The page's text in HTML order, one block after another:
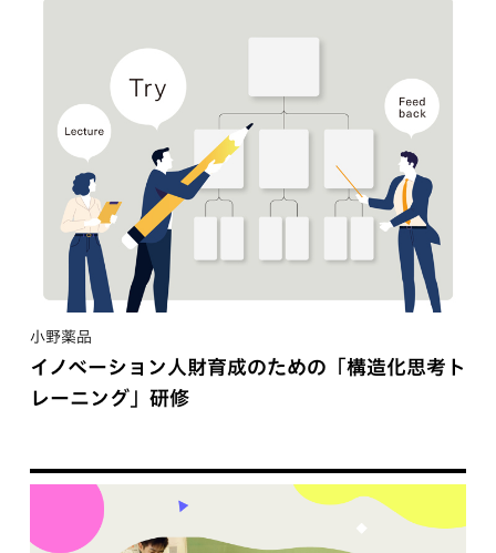
小野薬品
イノベーション人財育成のための「構造化思考ト
レーニング」研修